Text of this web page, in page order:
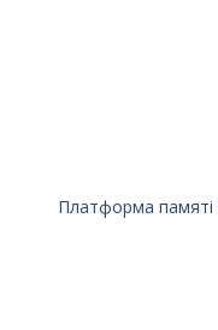
Платформа памяті